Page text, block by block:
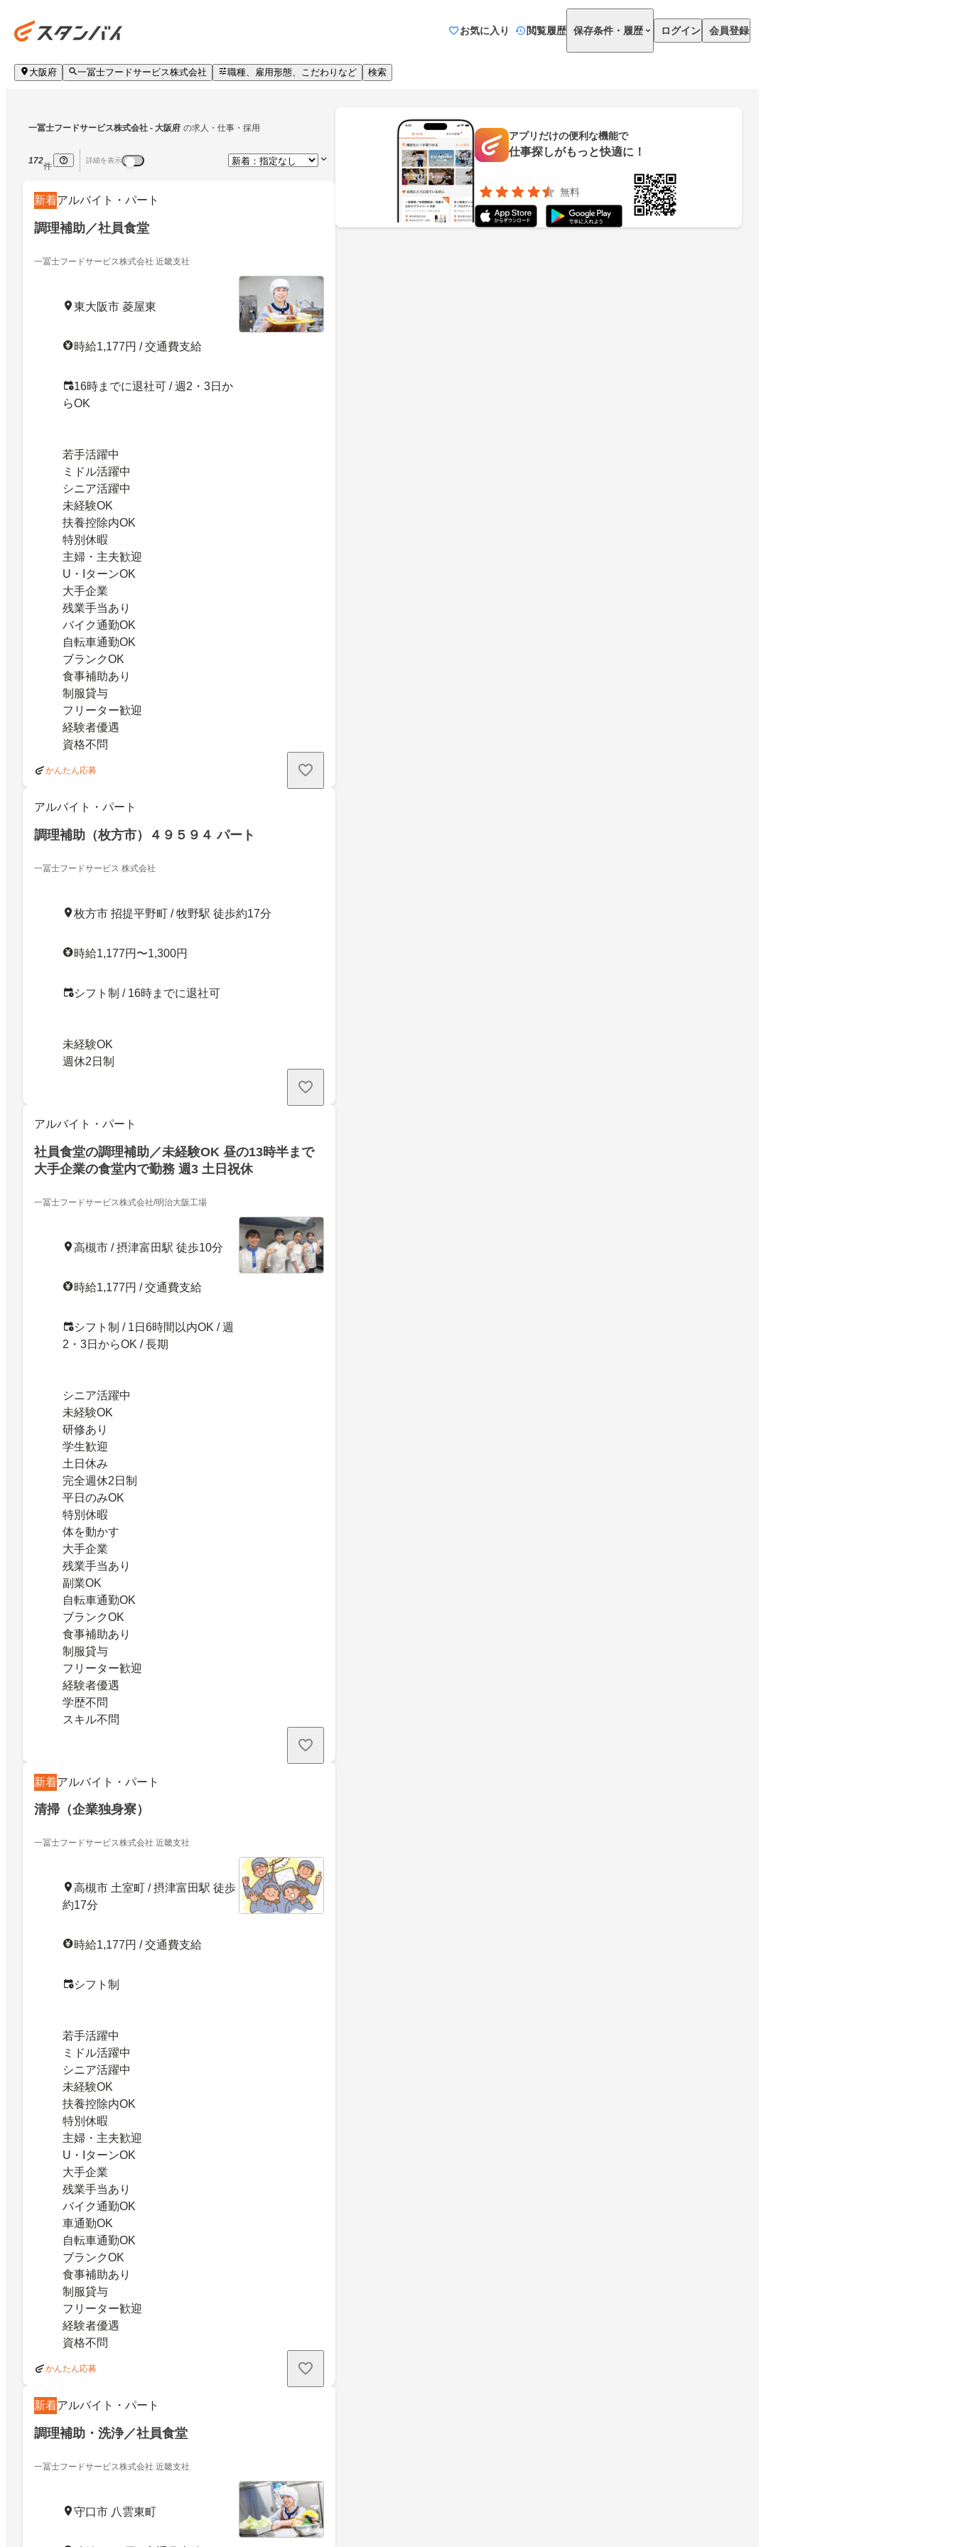
お気に入り 閲覧履歴 保存条件・履歴 ログイン 会員登録
大阪府 一冨士フードサービス株式会社 職種、雇用形態、こだわりなど 検索
一冨士フードサービス株式会社 - 大阪府 の求人・仕事・採用
172
件
詳細を表示
新着アルバイト・パート
調理補助／社員食堂
一冨士フードサービス株式会社 近畿支社
東大阪市 菱屋東
時給1,177円 / 交通費支給
16時までに退社可 / 週2・3日か
らOK
若手活躍中
ミドル活躍中
シニア活躍中
未経験OK
扶養控除内OK
特別休暇
主婦・主夫歓迎
U・IターンOK
大手企業
残業手当あり
バイク通勤OK
自転車通勤OK
ブランクOK
食事補助あり
制服貸与
フリーター歓迎
経験者優遇
資格不問
かんたん応募
アルバイト・パート
調理補助（枚方市）４９５９４ パート
一冨士フードサービス 株式会社
枚方市 招提平野町 / 牧野駅 徒歩約17分
時給1,177円〜1,300円
シフト制 / 16時までに退社可
未経験OK
週休2日制
アルバイト・パート
社員食堂の調理補助／未経験OK 昼の13時半まで
大手企業の食堂内で勤務 週3 土日祝休
一冨士フードサービス株式会社/明治大阪工場
高槻市 / 摂津富田駅 徒歩10分
時給1,177円 / 交通費支給
シフト制 / 1日6時間以内OK / 週
2・3日からOK / 長期
シニア活躍中
未経験OK
研修あり
学生歓迎
土日休み
完全週休2日制
平日のみOK
特別休暇
体を動かす
大手企業
残業手当あり
副業OK
自転車通勤OK
ブランクOK
食事補助あり
制服貸与
フリーター歓迎
経験者優遇
学歴不問
スキル不問
新着アルバイト・パート
清掃（企業独身寮）
一冨士フードサービス株式会社 近畿支社
高槻市 土室町 / 摂津富田駅 徒歩
約17分
時給1,177円 / 交通費支給
シフト制
若手活躍中
ミドル活躍中
シニア活躍中
未経験OK
扶養控除内OK
特別休暇
主婦・主夫歓迎
U・IターンOK
大手企業
残業手当あり
バイク通勤OK
車通勤OK
自転車通勤OK
ブランクOK
食事補助あり
制服貸与
フリーター歓迎
経験者優遇
資格不問
かんたん応募
新着アルバイト・パート
調理補助・洗浄／社員食堂
一冨士フードサービス株式会社 近畿支社
守口市 八雲東町
アプリだけの便利な機能で
仕事探しがもっと快適に！
無料